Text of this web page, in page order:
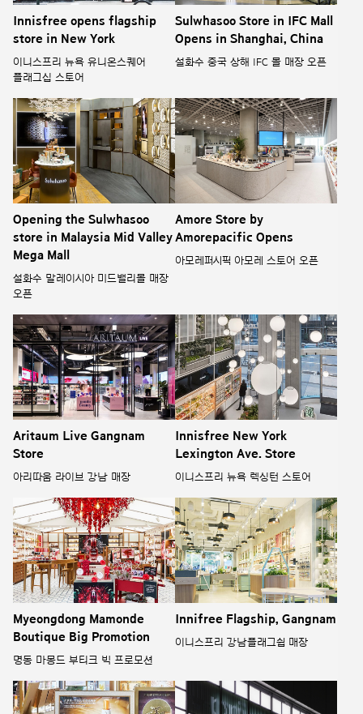
Innisfree opens flagship
store in New York
플래그십 스토어
Sulwhasoo Store in IFC Mall
Opens in Shanghai, China
설화수 중국 상해 IFC 몰 매장 오픈
Opening the Sulwhasoo
store in Malaysia Mid Valley
Mega Mall
설화수 말레이시아 미드밸리몰 매장
오픈
Amore Store by
Amorepacific Opens
아모레퍼시픽 아모레 스토어 오픈
Aritaum Live Gangnam
Store
Innisfree New York
Lexington Ave. Store
이니스프리 뉴욕 렉싱턴 스토어
Myeongdong Mamonde
Boutique Big Promotion
명동 마몽드 부티크 빅 프로모션
Innifree Flagship, Gangnam
이니스프리 강남플래그쉽 매장